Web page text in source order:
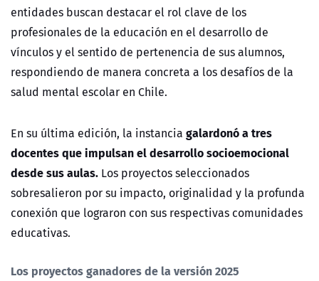
entidades buscan destacar el rol clave de los
profesionales de la educación en el desarrollo de
vínculos y el sentido de pertenencia de sus alumnos,
respondiendo de manera concreta a los desafíos de la
salud mental escolar en Chile.
En su última edición, la instancia galardonó a tres
docentes que impulsan el desarrollo socioemocional
desde sus aulas. Los proyectos seleccionados
sobresalieron por su impacto, originalidad y la profunda
conexión que lograron con sus respectivas comunidades
educativas.
Los proyectos ganadores de la versión 2025